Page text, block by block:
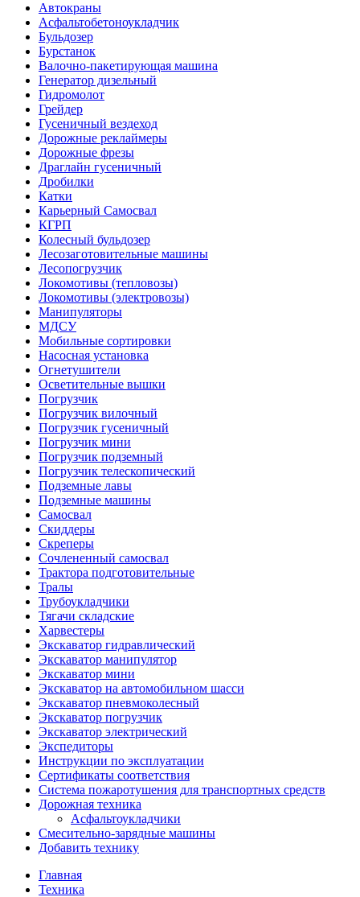
Автокраны
Асфальтобетоноукладчик
Бульдозер
Бурстанок
Валочно-пакетирующая машина
Генератор дизельный
Гидромолот
Грейдер
Гусеничный вездеход
Дорожные реклаймеры
Дорожные фрезы
Драглайн гусеничный
Дробилки
Катки
Карьерный Самосвал
КГРП
Колесный бульдозер
Лесозаготовительные машины
Лесопогрузчик
Локомотивы (тепловозы)
Локомотивы (электровозы)
Манипуляторы
МДСУ
Мобильные сортировки
Насосная установка
Огнетушители
Осветительные вышки
Погрузчик
Погрузчик вилочный
Погрузчик гусеничный
Погрузчик мини
Погрузчик подземный
Погрузчик телескопический
Подземные лавы
Подземные машины
Самосвал
Скиддеры
Скреперы
Сочлененный самосвал
Трактора подготовительные
Тралы
Трубоукладчики
Тягачи складские
Харвестеры
Экскаватор гидравлический
Экскаватор манипулятор
Экскаватор мини
Экскаватор на автомобильном шасси
Экскаватор пневмоколесный
Экскаватор погрузчик
Экскаватор электрический
Экспедиторы
Инструкции по эксплуатации
Сертификаты соответствия
Система пожаротушения для транспортных средств
Дорожная техника
Асфальтоукладчики
Смесительно-зарядные машины
Добавить технику
Главная
Техника